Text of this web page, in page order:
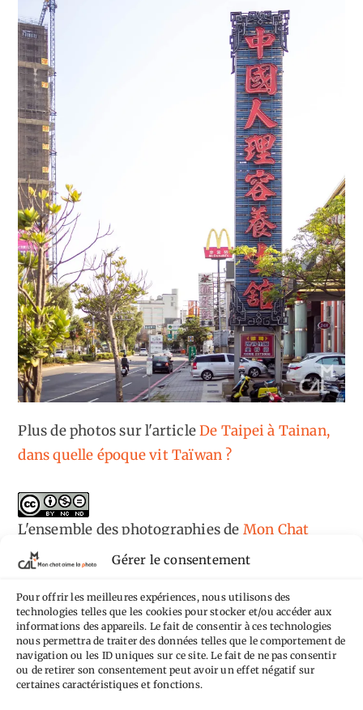
Gérer le consentement
Pour offrir les meilleures expériences, nous utilisons des
technologies telles que les cookies pour stocker et/ou accéder aux
informations des appareils. Le fait de consentir à ces technologies
nous permettra de traiter des données telles que le comportement de
navigation ou les ID uniques sur ce site. Le fait de ne pas consentir
ou de retirer son consentement peut avoir un effet négatif sur
certaines caractéristiques et fonctions.
Plus de photos sur l'articleDe Taipei à Tainan,
dans quelle époque vit Taïwan ?
L'ensemble des photographiesde Mon Chat
Aime la Photoest mis à disposition selon les
Attribution - Pas d'Utilisation Commerciale -
Pas de Modification 4.0 International.
Fondé(e) sur une œuvre dehttps://mcalp.fr.